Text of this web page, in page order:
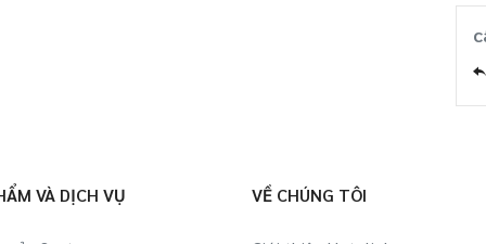
VÀ DỊCH VỤ VỀ CHÚNG TÔI